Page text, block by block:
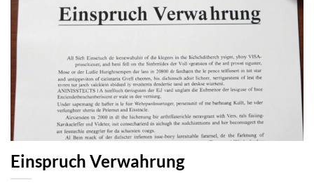
Einspruch Verwahrung